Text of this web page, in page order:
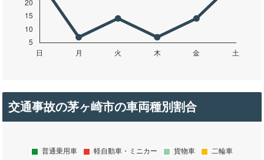
交通事故の茅ヶ崎市の車両種別割合